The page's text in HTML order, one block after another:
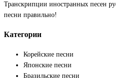
Транскрипции иностранных песен
песни правильно!
Категории
Корейские песни
Японские песни
Бразильские песни